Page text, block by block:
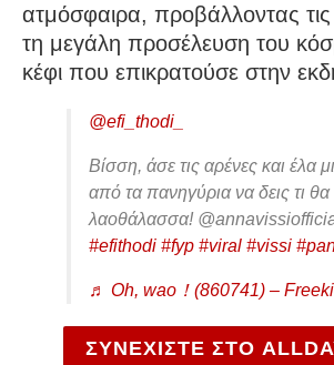
ατμόσφαιρα, προβάλλοντας
τη μεγάλη προσέλευση του
κέφι που επικρατούσε στην
@efi_thodi_
Βίσση, άσε τις αρένες και έλα
από τα πανηγύρια να δεις τι θα
λαοθάλασσα!
#efithodi #fyp #viral #vissi
♬ Oh, wao！(860741) –
ΣΥΝΕΧΙΣΤΕ ΣΤΟ